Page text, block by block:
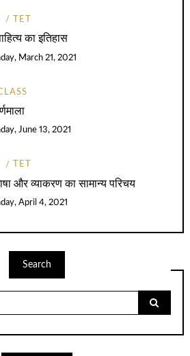
TET
का इतिहास
March 21, 2021
June 13, 2021
TET
और व्याकरण का सामान्य परिचय
April 4, 2021
Search